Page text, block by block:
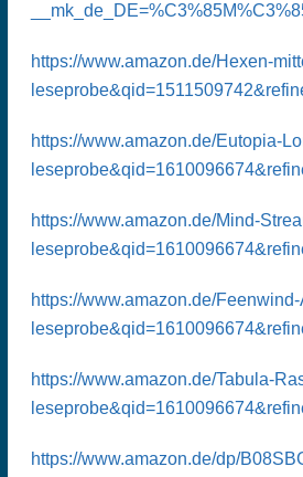
https://www.amazon.de/Hexen-
https://www.amazon.de/Eutopia-
https://www.amazon.de/Mind-
https://www.amazon.de/
https://www.amazon.de/Tabula-
https://www.amazon.de/dp/